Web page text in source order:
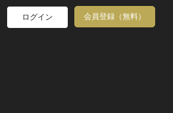
ログイン 会員登録（無料）